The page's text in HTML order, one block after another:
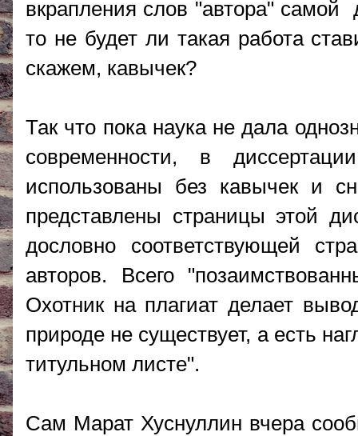
вкрапления слов "автора" самой
то не будет ли такая работа
скажем, кавычек?
Так что пока наука не дала
современности, в
использованы без кавычек и
представлены страницы этой
дословно соответствующей
авторов. Всего
Охотник на плагиат делает
природе не существует, а есть
титульном листе".
Сам Марат Хуснуллин вчера